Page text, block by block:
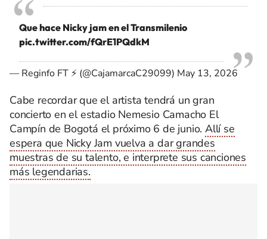
Que hace Nicky jam en el Transmilenio
pic.twitter.com/fQrE1PQdkM
— Reginfo FT ⚡ (@CajamarcaC29099) May 13, 2026
Cabe recordar que el artista tendrá un gran
concierto en el estadio Nemesio Camacho El
Campín de Bogotá el próximo 6 de junio. Allí se
espera que Nicky Jam vuelva a dar grandes
muestras de su talento, e interprete sus canciones
más legendarias.